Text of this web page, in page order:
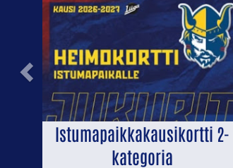
Istumapaikkakausikortti 2-
kategoria
Previous